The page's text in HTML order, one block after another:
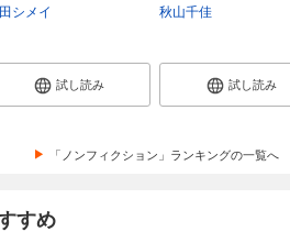
シメイ
試し読み
秋山千佳
試し読み
「ノンフィクション」ランキングの一覧へ
すめ